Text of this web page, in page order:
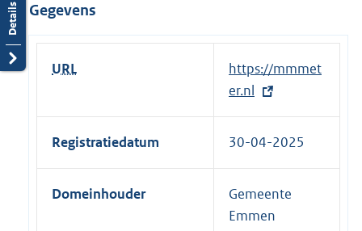
Gegevens
URL
E
x
t
e
e
l
https://mmmet
er.nl
Registratiedatum 30-04-2025
Domeinhouder
Gemeente
Emmen